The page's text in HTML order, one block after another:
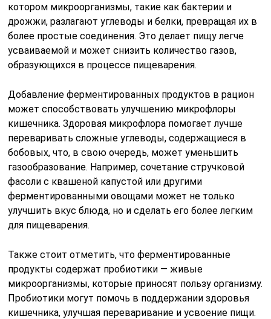
котором микроорганизмы, такие как бактерии и
дрожжи, разлагают углеводы и белки, превращая их в
более простые соединения. Это делает пищу легче
усваиваемой и может снизить количество газов,
образующихся в процессе пищеварения.
Добавление ферментированных продуктов в рацион
может способствовать улучшению микрофлоры
кишечника. Здоровая микрофлора помогает лучше
переваривать сложные углеводы, содержащиеся в
бобовых, что, в свою очередь, может уменьшить
газообразование. Например, сочетание стручковой
фасоли с квашеной капустой или другими
ферментированными овощами может не только
улучшить вкус блюда, но и сделать его более легким
для пищеварения.
Также стоит отметить, что ферментированные
продукты содержат пробиотики — живые
микроорганизмы, которые приносят пользу организму.
Пробиотики могут помочь в поддержании здоровья
кишечника, улучшая переваривание и усвоение пищи.